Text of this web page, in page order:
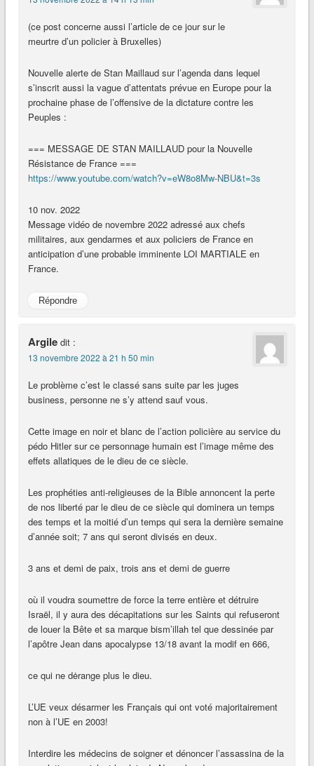
(ce post concerne aussi l’article de ce jour sur le
meurtre d’un policier à Bruxelles)
Nouvelle alerte de Stan Maillaud sur l’agenda dans lequel
s’inscrit aussi la vague d’attentats prévue en Europe pour la
prochaine phase de l’offensive de la dictature contre les
Peuples :
=== MESSAGE DE STAN MAILLAUD pour la Nouvelle
Résistance de France ===
https://www.youtube.com/watch?v=eW8o8Mw-NBU&t=3s
10 nov. 2022
Message vidéo de novembre 2022 adressé aux chefs
militaires, aux gendarmes et aux policiers de France en
anticipation d’une probable imminente LOI MARTIALE en
France.
Répondre
Argile dit :
13 novembre 2022 à 21 h 50 min
Le problème c’est le classé sans suite par les juges
business, personne ne s’y attend sauf vous.
Cette image en noir et blanc de l’action policière au service du
pédo Hitler sur ce personnage humain est l’image même des
effets allatiques de le dieu de ce siècle.
Les prophéties anti-religieuses de la Bible annoncent la perte
de nos liberté par le dieu de ce siècle qui dominera un temps
des temps et la moitié d’un temps qui sera la dernière semaine
d’année soit; 7 ans qui seront divisés en deux.
3 ans et demi de paix, trois ans et demi de guerre
où il voudra soumettre de force la terre entière et détruire
Israël, il y aura des décapitations sur les Saints qui refuseront
de louer la Bête et sa marque bism’illah tel que dessinée par
l’apôtre Jean dans apocalypse 13/18 avant la modif en 666,
ce qui ne dėrange plus le dieu.
L’UE veux désarmer les Français qui ont voté majoritairement
non à l’UE en 2003!
Interdire les médecins de soigner et dénoncer l’assassina de la